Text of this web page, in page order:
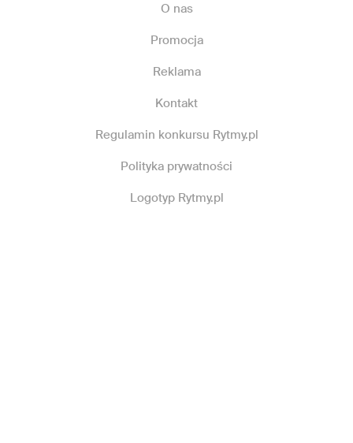
O nas
Promocja
Reklama
Kontakt
Regulamin konkursu Rytmy.pl
Polityka prywatności
Logotyp Rytmy.pl